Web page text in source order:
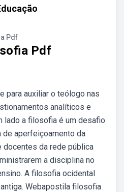
Pdf
Pdf
para auxiliar o teólogo nas
analíticos e
lado a filosofia é um desafio
de aperfeiçoamento da
da rede pública
a disciplina no
A filosofia ocidental
Webapostila filosofia